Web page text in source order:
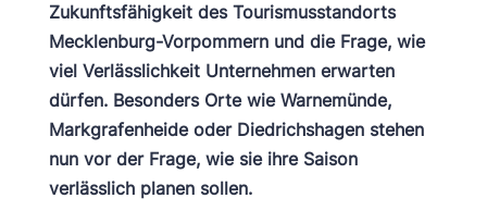
Zukunftsfähigkeit des Tourismusstandorts
Mecklenburg-Vorpommern und die Frage, wie
viel Verlässlichkeit Unternehmen erwarten
dürfen. Besonders Orte wie Warnemünde,
Markgrafenheide oder Diedrichshagen stehen
nun vor der Frage, wie sie ihre Saison
verlässlich planen sollen.